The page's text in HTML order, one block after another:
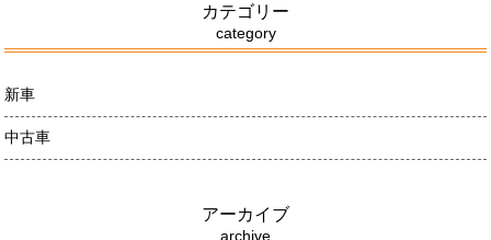
カテゴリー
category
新車
中古車
アーカイブ
archive